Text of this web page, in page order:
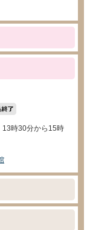
時30分から15時